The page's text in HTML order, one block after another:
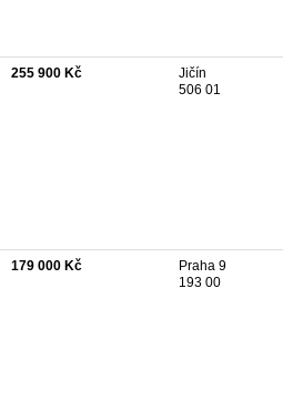
255 900 Kč
Jičín
506 01
179 000 Kč
Praha 9
193 00